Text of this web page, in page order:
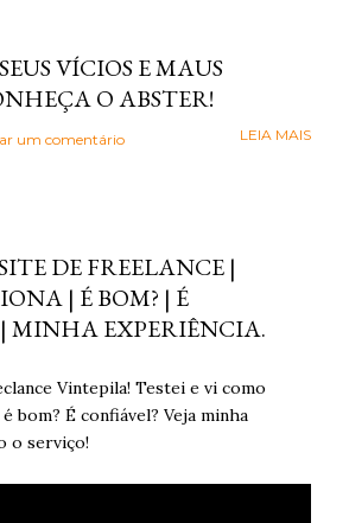
VÍCIOS E MAUS
O ABSTER!
um comentário LEIA MAIS
DE FREELANCE |
| É BOM? | É
MINHA EXPERIÊNCIA.
Vintepila! Testei e vi como
bom? É confiável? Veja minha
o serviço!